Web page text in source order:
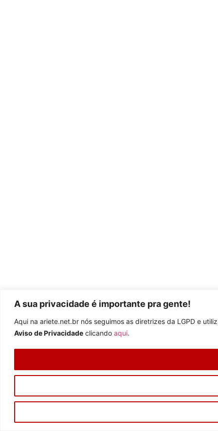
A sua privacidade é importante pra gente!
Aqui na ariete.net.br nós seguimos as diretrizes da LGPD e
Aviso de Privacidade clicando aqui.